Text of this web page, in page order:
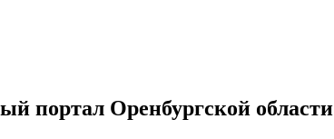
портал Оренбургской области